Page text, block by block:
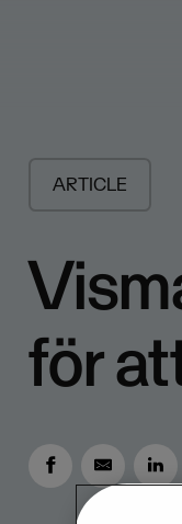
ARTICLE
för